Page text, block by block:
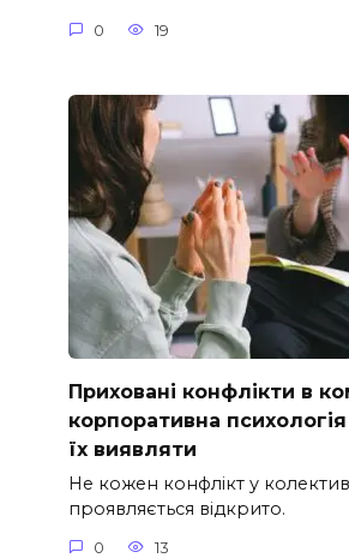
0 19
Приховані конфлікти в
корпоративна
їх виявляти
Не кожен конфлікт у
проявляється відкрито.
0 13